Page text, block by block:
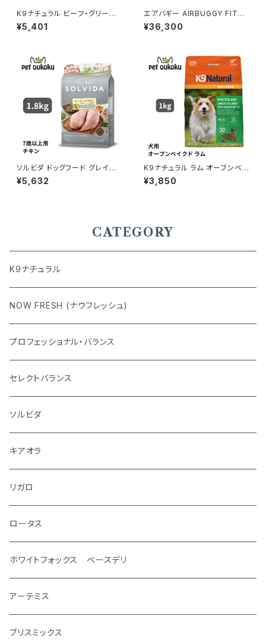
K9ナチュラル ビーフ・グリーント
ライプ 250g
¥5,401
エアバギー AIRBUGGY FITT
シリーズ Wiz X トゥルーブラッ
ク 4580445428189
¥36,300
ソルビダ ドッグフード グレイン
フリー チキン 室内飼育７歳以上
用 1.8kg 4562312014527
¥5,632
K9ナチュラル ラム オーブンベイ
クド 1kg 9421036373288
¥3,850
CATEGORY
K9ナチュラル
NOW FRESH (ナウフレッシュ)
プロフェッショナル・バランス
セレクトバランス
ソルビダ
キアオラ
リガロ
ロータス
ホワイトフォックス ベースデリ
アーテミス
ブリスミックス